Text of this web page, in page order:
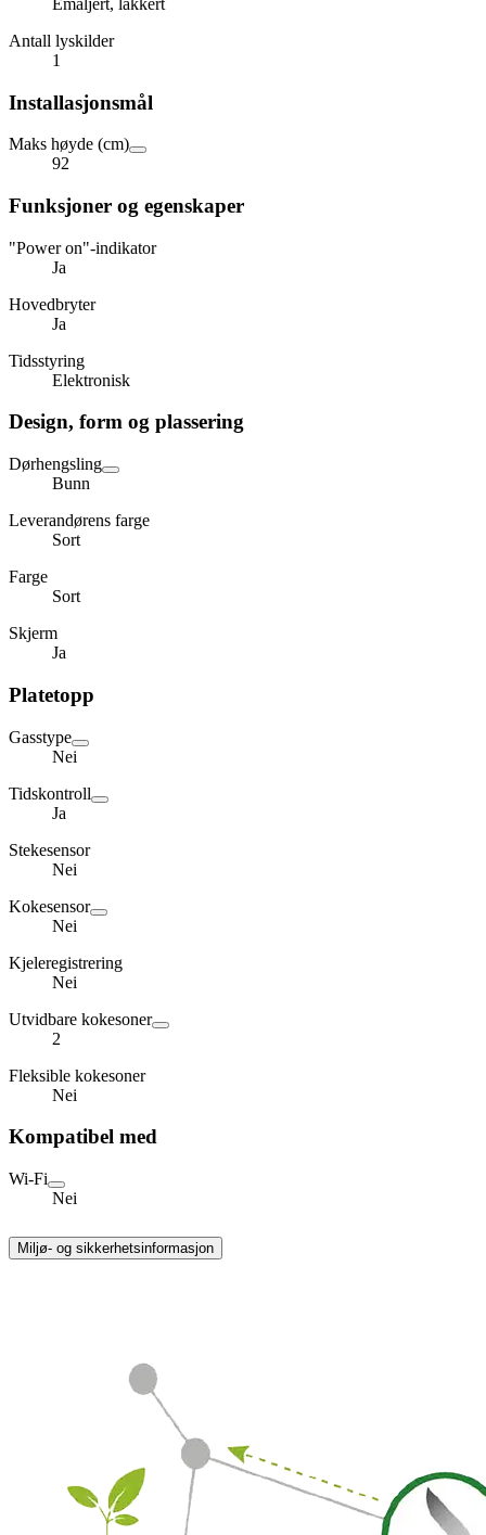
Antall lyskilder
1
Installasjonsmål
Maks høyde (cm)
92
Funksjoner og egenskaper
"Power on"-indikator
Ja
Hovedbryter
Ja
Tidsstyring
Elektronisk
Design, form og plassering
Dørhengsling
Bunn
Leverandørens farge
Sort
Farge
Sort
Skjerm
Ja
Platetopp
Gasstype
Nei
Tidskontroll
Ja
Stekesensor
Nei
Kokesensor
Nei
Kjeleregistrering
Nei
Utvidbare kokesoner
2
Fleksible kokesoner
Nei
Kompatibel med
Wi-Fi
Nei
Miljø- og sikkerhetsinformasjon